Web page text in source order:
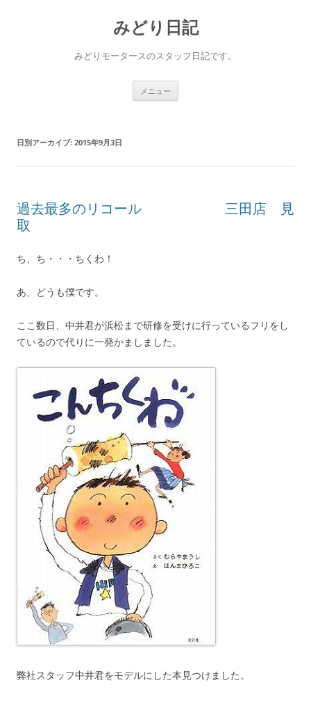
みどり日記
みどりモータースのスタッフ日記です。
メニュー
日別アーカイブ: 2015年9月3日
過去最多のリコール 三田店 見
取
ち、ち・・・ちくわ！
あ、どうも僕です。
ここ数日、中井君が浜松まで研修を受けに行っているフリをし
ているので代りに一発かましました。
弊社スタッフ中井君をモデルにした本見つけました。